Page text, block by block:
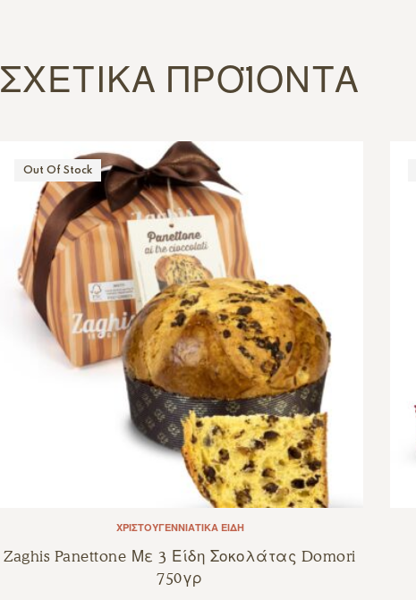
ΣΧΕΤΙΚΆ ΠΡΟΪΌΝΤΑ
Out Of Stock
ΧΡΙΣΤΟΥΓΕΝΝΙΆΤΙΚΑ ΕΊΔΗ
Zaghis Panettone Με 3 Είδη Σοκολάτας Domori
750γρ